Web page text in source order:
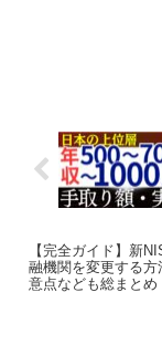
【完全ガイド】新
融機関を変更する
意点なども総まと